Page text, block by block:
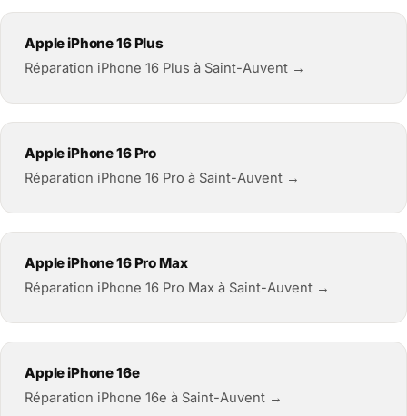
Apple iPhone 16 Plus
Réparation iPhone 16 Plus à Saint-Auvent →
Apple iPhone 16 Pro
Réparation iPhone 16 Pro à Saint-Auvent →
Apple iPhone 16 Pro Max
Réparation iPhone 16 Pro Max à Saint-Auvent →
Apple iPhone 16e
Réparation iPhone 16e à Saint-Auvent →